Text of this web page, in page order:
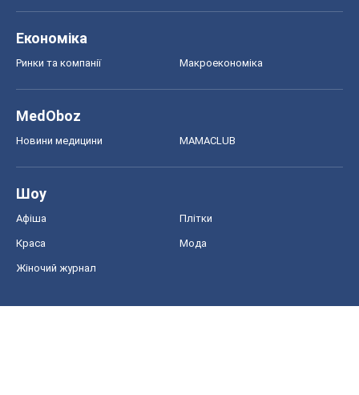
Економіка
Ринки та компанії Макроекономіка
MedOboz
Новини медицини MAMACLUB
Шоу
Афіша Плітки
Краса Мода
Жіночий журнал